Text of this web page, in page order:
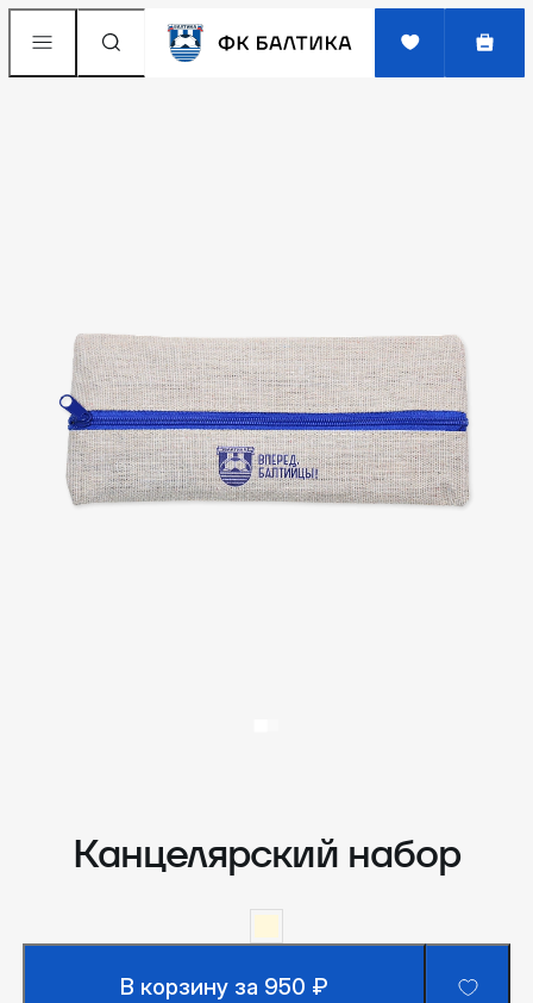
Канцелярский набор
В корзину за 950 ₽